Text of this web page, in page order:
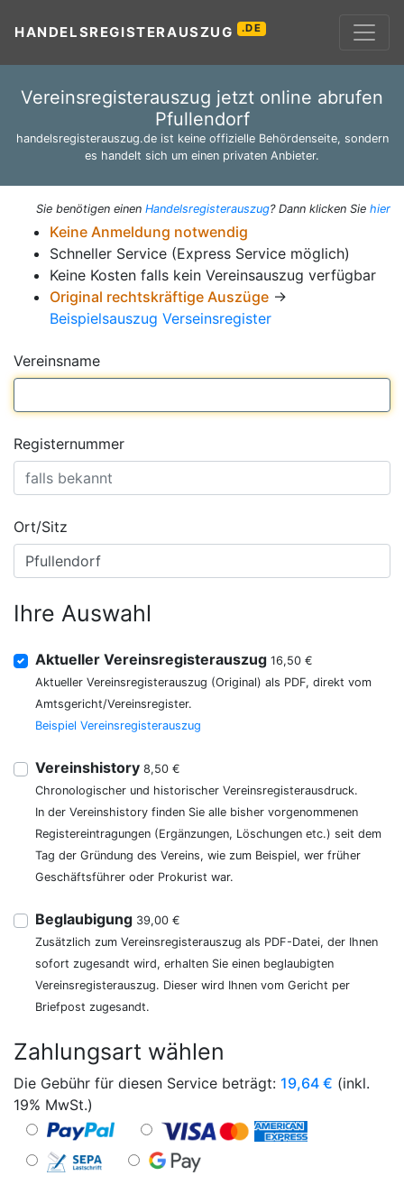
HANDELSREGISTERAUSZUG .DE
Vereinsregisterauszug jetzt online abrufen
Pfullendorf
handelsregisterauszug.de ist keine offizielle Behördenseite, sondern
es handelt sich um einen privaten Anbieter.
Sie benötigen einen Handelsregisterauszug? Dann klicken Sie hier
Keine Anmeldung notwendig
Schneller Service (Express Service möglich)
Keine Kosten falls kein Vereinsauszug verfügbar
Original rechtskräftige Auszüge →
Beispielsauszug Verseinsregister
Vereinsname
Registernummer
Ort/Sitz
Ihre Auswahl
Aktueller Vereinsregisterauszug 16,50 €
Aktueller Vereinsregisterauszug (Original) als PDF, direkt vom
Amtsgericht/Vereinsregister.
Beispiel Vereinsregisterauszug
Vereinshistory 8,50 €
Chronologischer und historischer Vereinsregisterausdruck.
In der Vereinshistory finden Sie alle bisher vorgenommenen
Registereintragungen (Ergänzungen, Löschungen etc.) seit dem
Tag der Gründung des Vereins, wie zum Beispiel, wer früher
Geschäftsführer oder Prokurist war.
Beglaubigung 39,00 €
Zusätzlich zum Vereinsregisterauszug als PDF-Datei, der Ihnen
sofort zugesandt wird, erhalten Sie einen beglaubigten
Vereinsregisterauszug. Dieser wird Ihnen vom Gericht per
Briefpost zugesandt.
Zahlungsart wählen
Die Gebühr für diesen Service beträgt: 19,64 € (inkl.
19% MwSt.)